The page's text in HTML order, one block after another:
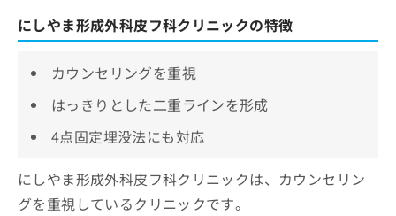
にしやま形成外科皮フ科クリニックの特徴
カウンセリングを重視
はっきりとした二重ラインを形成
4点固定埋没法にも対応
にしやま形成外科皮フ科クリニックは、カウンセリン
グを重視しているクリニックです。